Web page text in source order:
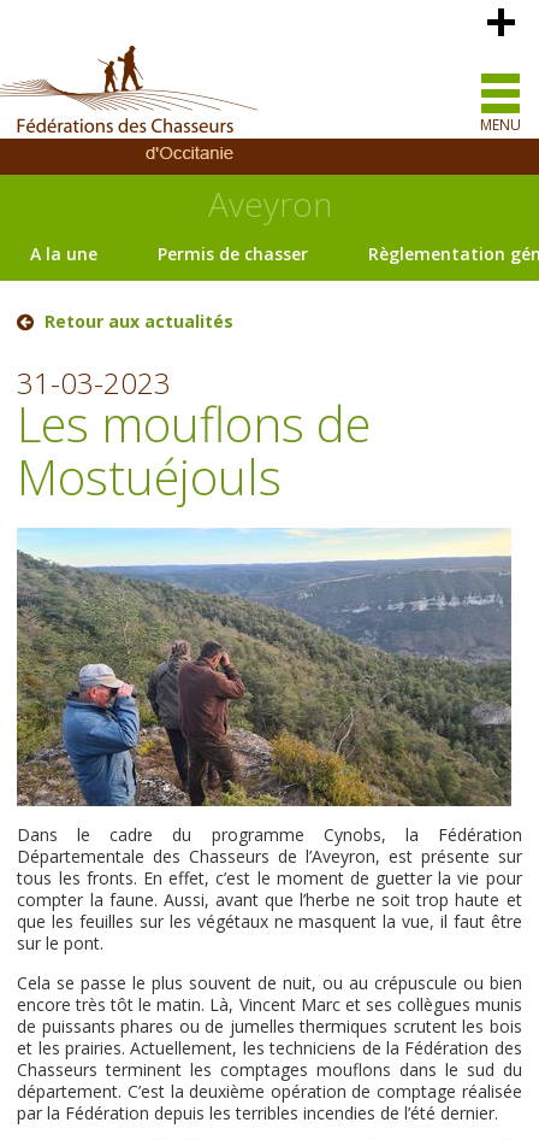
MENU
Aveyron
A la une Permis de chasser Règlementation
Retour aux actualités
31-03-2023
Les mouflons de
Mostuéjouls
Dans le cadre du programme Cynobs, la Fédération
Départementale des Chasseurs de l’Aveyron, est présente sur
tous les fronts. En effet, c’est le moment de guetter la vie pour
compter la faune. Aussi, avant que l’herbe ne soit trop haute et
que les feuilles sur les végétaux ne masquent la vue, il faut être
sur le pont.
Cela se passe le plus souvent de nuit, ou au crépuscule ou bien
encore très tôt le matin. Là, Vincent Marc et ses collègues munis
de puissants phares ou de jumelles thermiques scrutent les bois
et les prairies. Actuellement, les techniciens de la Fédération des
Chasseurs terminent les comptages mouflons dans le sud du
département. C’est la deuxième opération de comptage réalisée
par la Fédération depuis les terribles incendies de l’été dernier.